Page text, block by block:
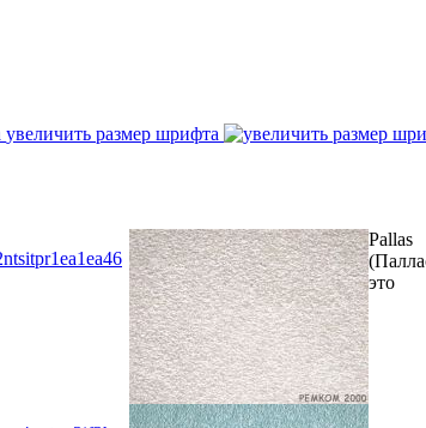
увеличить размер шрифта
Pallas
это